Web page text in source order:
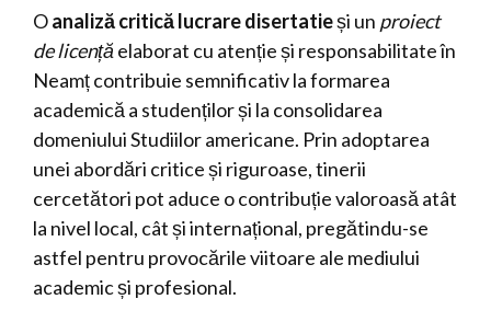
Oanaliză critică lucrare disertatieși un proiect
de licență elaborat cu atenție și responsabilitate în
Neamț contribuie semnificativ la formarea
academică a studenților și la consolidarea
domeniului Studiilor americane. Prin adoptarea
unei abordări critice și riguroase, tinerii
cercetători pot aduce o contribuție valoroasă atât
la nivel local, cât și internațional, pregătindu-se
astfel pentru provocările viitoare ale mediului
academic și profesional.